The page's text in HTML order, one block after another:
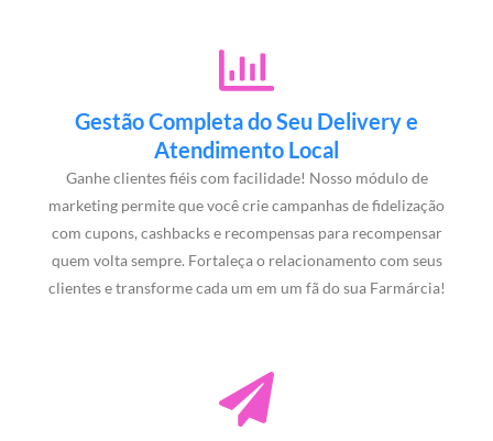
Gestão Completa do Seu Delivery e
Atendimento Local
Ganhe clientes fiéis com facilidade! Nosso módulo de
marketing permite que você crie campanhas de fidelização
com cupons, cashbacks e recompensas para recompensar
quem volta sempre. Fortaleça o relacionamento com seus
clientes e transforme cada um em um fã do sua Farmárcia!